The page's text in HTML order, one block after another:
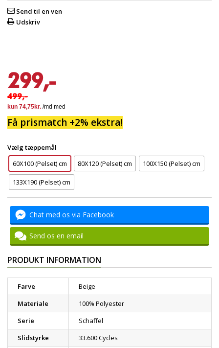
Send til en ven
Udskriv
299,-
499,-
Få prismatch +2% ekstra!
Vælg tæppemål
60X100 (Pelset) cm
80X120 (Pelset) cm 100X150 (Pelset) cm
133X190 (Pelset) cm
Chat med os via Facebook
Send os en email
PRODUKT INFORMATION
Farve
Beige
Materiale
100% Polyester
Serie
Schaffel
Slidstyrke
33.600 Cycles